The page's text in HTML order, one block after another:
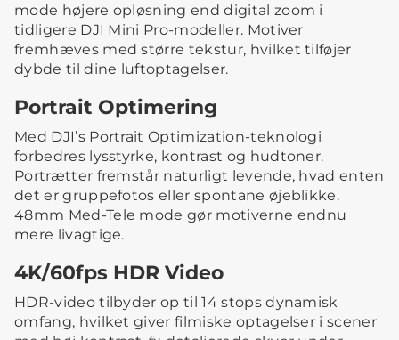
mode højere opløsning end digital zoom i
tidligere DJI Mini Pro-modeller. Motiver
fremhæves med større tekstur, hvilket tilføjer
dybde til dine luftoptagelser.
Portrait Optimering
Med DJI’s Portrait Optimization-teknologi
forbedres lysstyrke, kontrast og hudtoner.
Portrætter fremstår naturligt levende, hvad enten
det er gruppefotos eller spontane øjeblikke.
48mm Med-Tele mode gør motiverne endnu
mere livagtige.
4K/60fps HDR Video
HDR-video tilbyder op til 14 stops dynamisk
omfang, hvilket giver filmiske optagelser i scener